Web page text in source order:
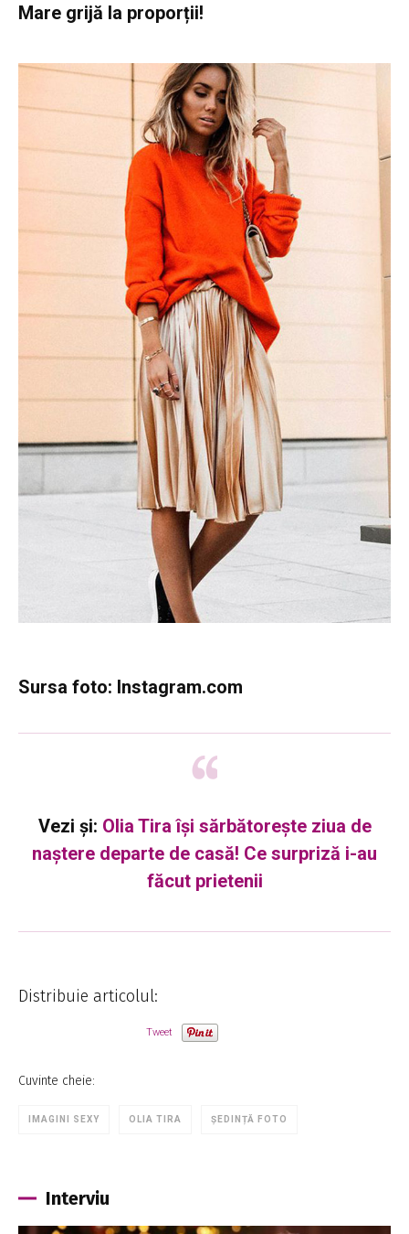
Mare grijă la proporții!
Sursa foto: Instagram.com
Vezi și: Olia Tira își sărbătorește ziua de
naștere departe de casă! Ce surpriză i-au
făcut prietenii
Distribuie articolul:
Tweet
Cuvinte cheie:
IMAGINI SEXY OLIA TIRA ȘEDINȚĂ FOTO
Interviu